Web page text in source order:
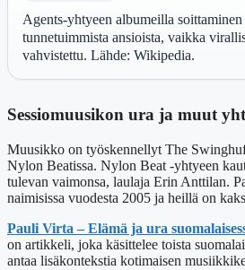
Agents-yhtyeen albumeilla
tunnetuimmista ansioista, vaikka
vahvistettu. Lähde: Wikipedia.
Sessiomuusikon ura ja muut
Muusikko on työskennellyt The
Nylon Beatissa. Nylon Beat -yhtyeen
tulevan vaimonsa, laulaja Erin Anttilan.
naimisissa vuodesta 2005 ja heillä on
Pauli Virta – Elämä ja ura
on artikkeli, joka käsittelee toista
antaa lisäkontekstia kotimaisen